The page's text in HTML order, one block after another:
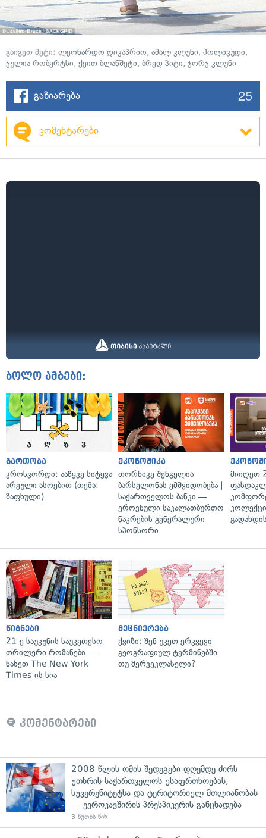
გაიგეთ მეტი: ლეონარდო დიკაპრიო, ამალ კლუნი, ჰოლივუდი,
ჯულია რობერტსი, ქეით ბლანშეტი, ბრედ პიტი, ჯორჯ კლუნი
გაზიარება 25
კომენტარები
ბოლო ამბები:
გართობა
კროსვორდი: ააწყვე სიტყვა
არეული ასოებით (თემა:
ზაფხული)
ეკონომიკა
თორნიკე შენგელია
ბარსელონას ემშვიდობება |
საქართველოს ბანკი —
ეროვნული საკალათბურთო
ნაკრების გენერალური
სპონსორი
მიიღეთ
წიგნები
21-ე საუკუნის საუკეთესო
თრილერი რომანები —
ნახეთ The New York
Times-ის სია
მეცნიერება
ქვიზი: შენ უკეთ ერკვევი
გეოგრაფიულ ტერმინებში
თუ მერვეკლასელი?
კომენტარები
2008 წლის ომის შედეგები დღემდე ძირს
უთხრის საქართველოს უსაფრთხოებას,
სუვერენიტეტსა და ტერიტორიულ მთლიანობას
— ევროკავშირის პრესპიკერის განცხადება
3 წუთის წინ